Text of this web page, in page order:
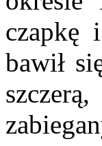
czapkę
bawił